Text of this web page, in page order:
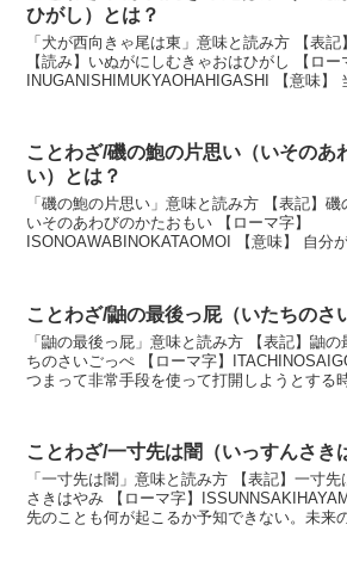
ひがし）とは？
「犬が西向きゃ尾は東」意味と読み方 【表記】犬が西向きゃ尾は東
【読み】いぬがにしむきゃおはひがし 【ロー
INUGANISHIMUKYAOHAHIGASHI 【意味】 当たり前のこと。当然
ことわざ/磯の鮑の片思い（いそのあ
い）とは？
「磯の鮑の片思い」意味と読み方 【表記】磯の鮑の片思い 【読み】
いそのあわびのかたおもい 【ローマ字】
ISONOAWABINOKATAOMOI 【意味】 自分が一方的に相手を好きだ
ことわざ/鼬の最後っ屁（いたちのさ
「鼬の最後っ屁」意味と読み方 【表記】鼬の最後っ屁 【読み】いた
ちのさいごっぺ 【ローマ字】ITACHINOSAIGOPPE 【意味
つまって非常手段を使って打開しようとする時のた
ことわざ/一寸先は闇（いっすんさき
「一寸先は闇」意味と読み方 【表記】一寸先は闇 【読み】いっすん
さきはやみ 【ローマ字】ISSUNNSAKIHAYAMI 【意味】 ほんの少
先のことも何が起こるか予知できない。未来